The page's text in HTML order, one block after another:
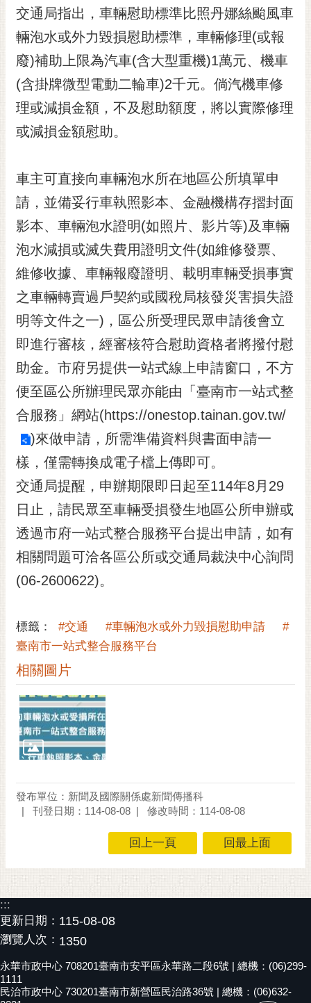
導
覽
訂
閱
RSS
訂
閱
電
報
市
民
信
箱
English
日
本
隱
私
權
及
安
全
政
策
網
資
料
放
告
市
府
交
通
位
置
交通局指出，車輛慰助標準比照丹娜絲颱風車
輛泡水或外力毀損慰助標準，車輛修理(或報
廢)補助上限為汽車(含大型重機)1萬元、機車
(含掛牌微型電動二輪車)2千元。倘汽機車修
理或減損金額，不及慰助額度，將以實際修理
或減損金額慰助。
車主可直接向車輛泡水所在地區公所填單申
請，並備妥行車執照影本、金融機構存摺封面
影本、車輛泡水證明(如照片、影片等)及車輛
泡水減損或滅失費用證明文件(如維修發票、
維修收據、車輛報廢證明、載明車輛受損事實
之車輛轉賣過戶契約或國稅局核發災害損失證
明等文件之一)，區公所受理民眾申請後會立
即進行審核，經審核符合慰助資格者將撥付慰
助金。市府另提供一站式線上申請窗口，不方
便至區公所辦理民眾亦能由「臺南市一站式整
合服務」網站(https://onestop.tainan.gov.tw/
)來做申請，所需準備資料與書面申請一
樣，僅需轉換成電子檔上傳即可。
交通局提醒，申辦期限即日起至114年8月29
日止，請民眾至車輛受損發生地區公所申辦或
透過市府一站式整合服務平台提出申請，如有
相關問題可洽各區公所或交通局裁決中心詢問
(06-2600622)。
標籤： #交通 #車輛泡水或外力毀損慰助申請
#
臺南市一站式整合服務平台
相關圖片
發布單位：新聞及國際關係處新聞傳播科
刊登日期：114-08-08
修改時間：114-08-08
回上一頁 回最上面
:::
更新日期： 115-08-08
瀏覽人次： 1350
永華市政中心 708201臺南市安平區永華路二段6號 | 總機：(06)299-
1111
民治市政中心 730201臺南市新營區民治路36號 | 總機：(06)632-